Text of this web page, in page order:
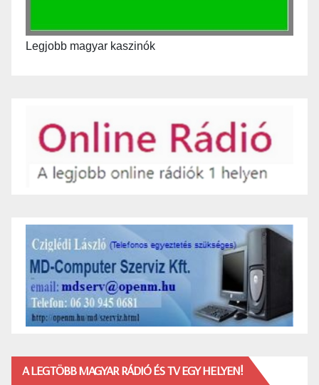
Legjobb magyar kaszinók
A LEGTÖBB MAGYAR RÁDIÓ ÉS TV EGY HELYEN!